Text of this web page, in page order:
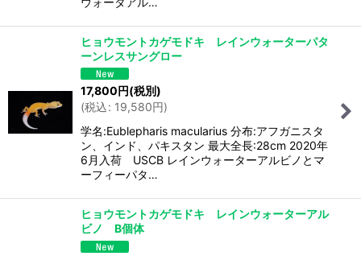
ヒョウモントカゲモドキ レインウォーターパタ
ーンレスサングロー
17,800円(税別)
(税込: 19,580円)
学名:Eublepharis macularius 分布:アフガニスタ
ン、インド、パキスタン 最大全長:28cm 2020年
6月入荷 USCB レインウォーターアルビノとマ
ーフィーパタ…
ヒョウモントカゲモドキ レインウォーターアル
ビノ B個体